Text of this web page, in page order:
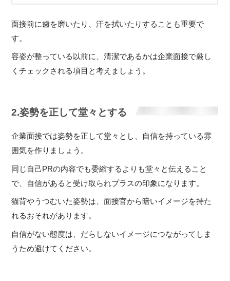
面接前に歯を磨いたり、汗を拭いたりすることも重要で
す。
容姿が整っている以前に、清潔であるかは企業面接で厳し
くチェックされる項目と考えましょう。
2.姿勢を正して堂々とする
企業面接では姿勢を正して堂々とし、自信を持っている雰
囲気を作りましょう。
同じ自己PRの内容でも委縮するよりも堂々と伝えること
で、自信があると受け取られプラスの印象になります。
猫背やうつむいた姿勢は、面接官から暗いイメージを持た
れるおそれがあります。
自信がない態度は、だらしないイメージにつながってしま
うため避けてください。